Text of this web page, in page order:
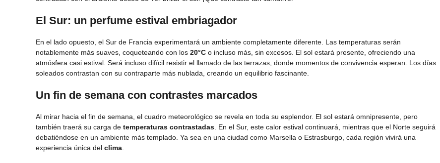
El Sur: un perfume estival embriagador
En el lado opuesto, el Sur de Francia experimentará un ambiente completamente diferente. Las temperaturas serán
notablemente más suaves, coqueteando con los 20°C o incluso más, sin excesos. El sol estará presente, ofreciendo una
atmósfera casi estival. Será incluso difícil resistir el llamado de las terrazas, donde momentos de convivencia esperan. Los días
soleados contrastan con su contraparte más nublada, creando un equilibrio fascinante.
Un fin de semana con contrastes marcados
Al mirar hacia el fin de semana, el cuadro meteorológico se revela en toda su esplendor. El sol estará omnipresente, pero
también traerá su carga de temperaturas contrastadas. En el Sur, este calor estival continuará, mientras que el Norte seguirá
debatiéndose en un ambiente más templado. Ya sea en una ciudad como Marsella o Estrasburgo, cada región vivirá una
experiencia única del clima.